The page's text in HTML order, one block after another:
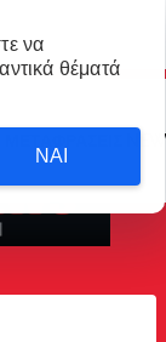
ΜΕΤΑΦΡΑΣΕΙΣ
να
θέματά
ΝΑΙ